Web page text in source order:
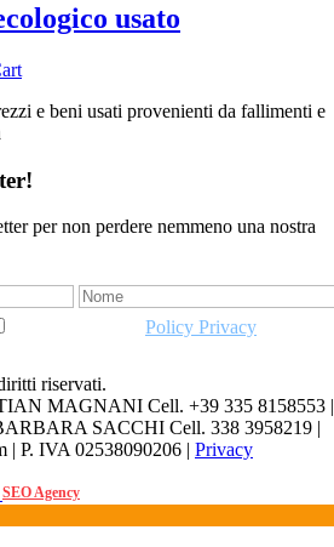
usato
e beni usati provenienti da fallimenti e
per non perdere nemmeno una nostra
Policy Privacy
riservati.
MAGNANI Cell. +39 335 8158553 |
SACCHI Cell. 338 3958219 |
| P. IVA 02538090206 | Privacy
SEO Agency